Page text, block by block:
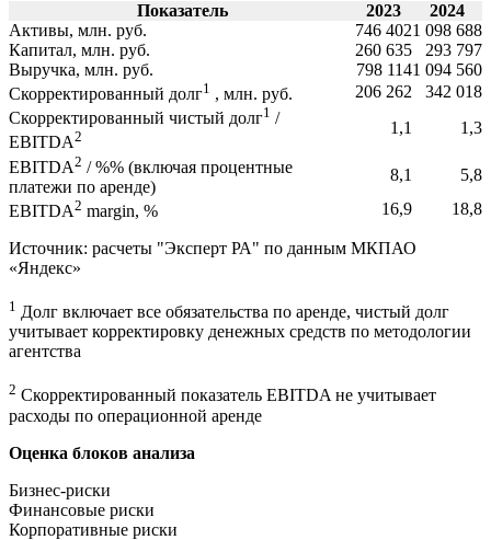
Показатель
2023
2024
Активы, млн. руб.
746 4021 098 688
Капитал, млн. руб.
260 635
293 797
Выручка, млн. руб.
798 1141 094 560
Скорректированный долг1 , млн. руб. 206 262
342 018
Скорректированный чистый долг1 /
EBITDA2 1,1 1,3
EBITDA2 / %% (включая процентные
платежи по аренде)
8,1
5,8
EBITDA2 margin, % 16,9 18,8
Источник: расчеты "Эксперт РА" по данным МКПАО
«Яндекс»
1 Долг включает все обязательства по аренде, чистый долг
учитывает корректировку денежных средств по методологии
агентства
2 Скорректированный показатель EBITDA не учитывает
расходы по операционной аренде
Оценка блоков анализа
Бизнес-риски
Финансовые риски
Корпоративные риски